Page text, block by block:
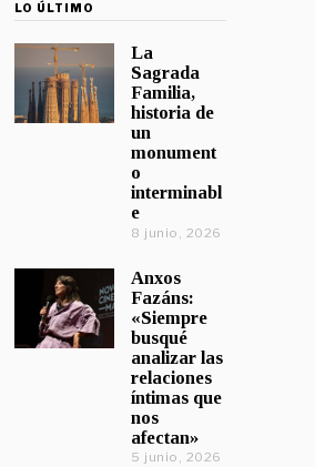
LO ÚLTIMO
La
Sagrada
Familia,
historia de
un
monument
o
interminabl
e
8 junio, 2026
Anxos
Fazáns:
«Siempre
busqué
analizar las
relaciones
íntimas que
nos
afectan»
5 junio, 2026